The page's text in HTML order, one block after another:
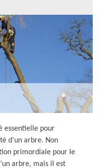
essentielle pour
d’un arbre. Non
primordiale pour le
arbre, mais il est